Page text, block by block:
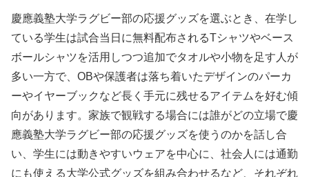
慶應義塾大学ラグビー部の応援グッズを選ぶとき、在学し
ている学生は試合当日に無料配布されるTシャツやベース
ボールシャツを活用しつつ追加でタオルや小物を足す人が
多い一方で、OBや保護者は落ち着いたデザインのパーカ
ーやイヤーブックなど長く手元に残せるアイテムを好む傾
向があります。家族で観戦する場合には誰がどの立場で慶
應義塾大学ラグビー部の応援グッズを使うのかを話し合
い、学生には動きやすいウェアを中心に、社会人には通勤
にも使える大学公式グッズを組み合わせるなど、それぞれ